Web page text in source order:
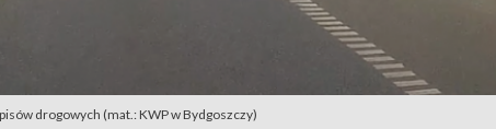
drogowych (mat.: KWP w Bydgoszczy)